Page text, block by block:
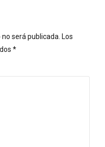
será publicada. Los
*